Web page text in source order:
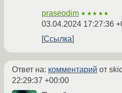
praseodim ★★★★★
03.04.2024 17:27:36
Ссылка
Ответ на: комментарий от
22:29:37 +00:00